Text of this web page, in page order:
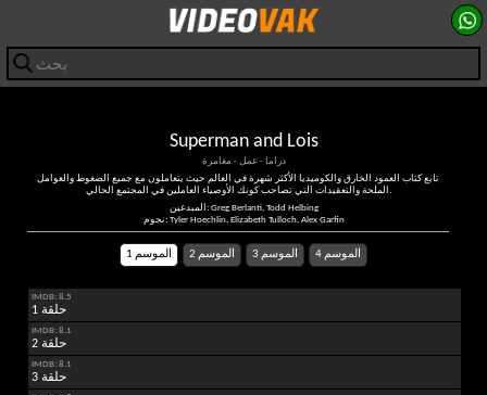
Superman and Lois
دراما - عمل - مغامرة
تابع كتاب العمود الخارق والكوميديا ​​الأكثر شهرة في العالم حيث يتعاملون مع جميع الضغوط والعوامل
الملحة والتعقيدات التي تصاحب كونك الأوصياء العاملين في المجتمع الحالي.
المبدعين: Greg Berlanti, Todd Helbing
نجوم: Tyler Hoechlin, Elizabeth Tulloch, Alex Garfin
الموسم 1 الموسم 2 الموسم 3 الموسم 4
IMDB: 8.5
حلقة 1
IMDB: 8.1
حلقة 2
IMDB: 8.1
حلقة 3